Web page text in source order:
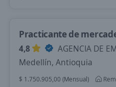
Practicante de
4,8
AGENCIA DE
Medellín, Antioquia
$ 1.750.905,00 (Mensual)